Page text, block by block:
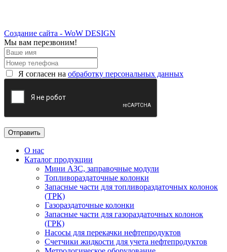
Создание сайта - WoW DESIGN
Мы вам перезвоним!
Я согласен на обработку персональных данных
О нас
Каталог продукции
Мини АЗС, заправочные модули
Топливораздаточные колонки
Запасные части для топливораздаточных колонок
(ТРК)
Газораздаточные колонки
Запасные части для газораздаточных колонок
(ГРК)
Насосы для перекачки нефтепродуктов
Счетчики жидкости для учета нефтепродуктов